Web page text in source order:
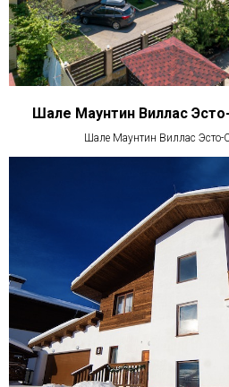
Шале Маунтин Виллас
Шале Маунтин Виллас Эсто-